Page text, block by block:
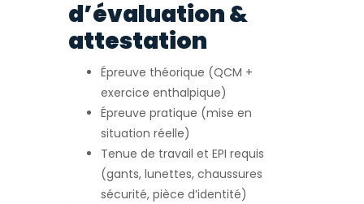
d’évaluation &
attestation
Épreuve théorique (QCM +
exercice enthalpique)
Épreuve pratique (mise en
situation réelle)
Tenue de travail et EPI requis
(gants, lunettes, chaussures
sécurité, pièce d’identité)